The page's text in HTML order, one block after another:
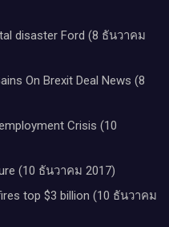
disaster Ford (8 ธันวาคม
On Brexit Deal News (8
Crisis (10
(10 ธันวาคม 2017)
top $3 billion (10 ธันวาคม